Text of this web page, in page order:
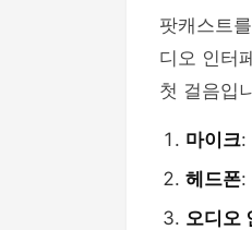
팟캐스트
디오 인터
첫 걸음입
마이크:
헤드폰:
오디오